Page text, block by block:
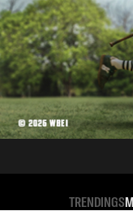
TRENDINGS